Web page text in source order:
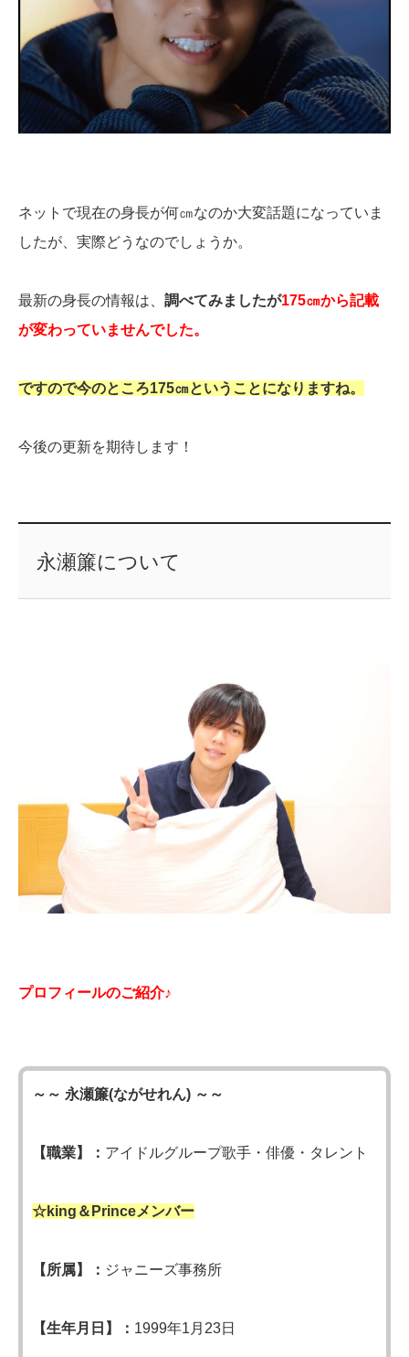
ネットで現在の身長が何㎝なのか大変話題になっていま
したが、実際どうなのでしょうか。
最新の身長の情報は、 調べてみましたが175㎝から記載
が変わっていませんでした。
ですので今のところ175㎝ということになりますね。
今後の更新を期待します！
永瀬簾について
プロフィールのご紹介♪
～～ 永瀬簾(ながせれん) ～～
【職業】： アイドルグループ歌手・俳優・タレント
☆king＆Princeメンバー
【所属】： ジャニーズ事務所
【生年月日】： 1999年1月23日